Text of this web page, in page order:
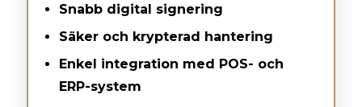
Snabb digital signering
Säker och krypterad hantering
Enkel integration med POS- och
ERP-system